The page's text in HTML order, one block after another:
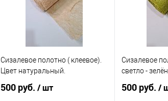
Сизалевое полотно ( клеевое).
Цвет натуральный.
500 руб. / шт
Сизалевое
светло -
500 руб. /